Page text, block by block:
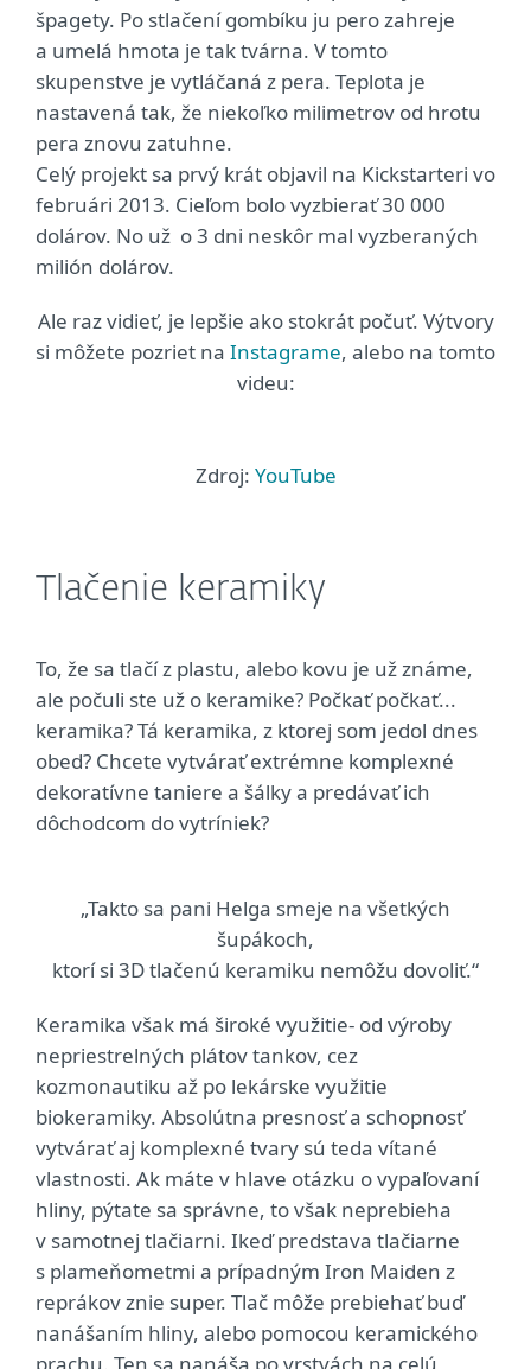
špagety. Po stlačení gombíku ju pero zahreje
a umelá hmota je tak tvárna. V tomto
skupenstve je vytláčaná z pera. Teplota je
nastavená tak, že niekoľko milimetrov od hrotu
pera znovu zatuhne.
Celý projekt sa prvý krát objavil na Kickstarteri vo
februári 2013. Cieľom bolo vyzbierať 30 000
dolárov. No už o 3 dni neskôr mal vyzberaných
milión dolárov.
Ale raz vidieť, je lepšie ako stokrát počuť. Výtvory
si môžete pozriet na Instagrame, alebo na tomto
videu:
Zdroj: YouTube
Tlačenie keramiky
To, že sa tlačí z plastu, alebo kovu je už známe,
ale počuli ste už o keramike? Počkať počkať...
keramika? Tá keramika, z ktorej som jedol dnes
obed? Chcete vytvárať extrémne komplexné
dekoratívne taniere a šálky a predávať ich
dôchodcom do vytríniek?
„Takto sa pani Helga smeje na všetkých
šupákoch,
ktorí si 3D tlačenú keramiku nemôžu dovoliť.“
Keramika však má široké využitie- od výroby
nepriestrelných plátov tankov, cez
kozmonautiku až po lekárske využitie
biokeramiky. Absolútna presnosť a schopnosť
vytvárať aj komplexné tvary sú teda vítané
vlastnosti. Ak máte v hlave otázku o vypaľovaní
hliny, pýtate sa správne, to však neprebieha
v samotnej tlačiarni. Ikeď predstava tlačiarne
s plameňometmi a prípadným Iron Maiden z
reprákov znie super. Tlač môže prebiehať buď
nanášaním hliny, alebo pomocou keramického